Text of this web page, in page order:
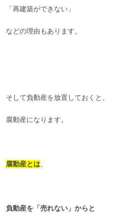
「再建築ができない」
などの理由もあります。
そして負動産を放置しておくと、
腐動産になります。
腐動産とは、
負動産を「売れない」からと